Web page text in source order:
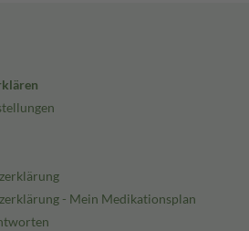
- Mein Medikationsplan